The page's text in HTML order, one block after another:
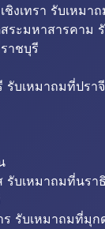
งเทรา รับเหมา
ระมหาสารคาม
าชบุรี
รับเหมาถมที่ปรา
รับเหมาถมที่นรา
รับเหมาถมที่มุก